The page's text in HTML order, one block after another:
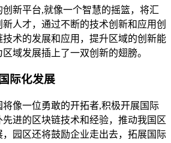
新平台,就像一个智慧的摇篮，将汇
人才，通过不断的技术创新和应用创
术的发展和应用，提升区域的创新能
域发展插上了一双创新的翅膀。
际化发展
像一位勇敢的开拓者,积极开展国际
进的区块链技术和经验，推动我国区
园区还将鼓励企业走出去，拓展国际